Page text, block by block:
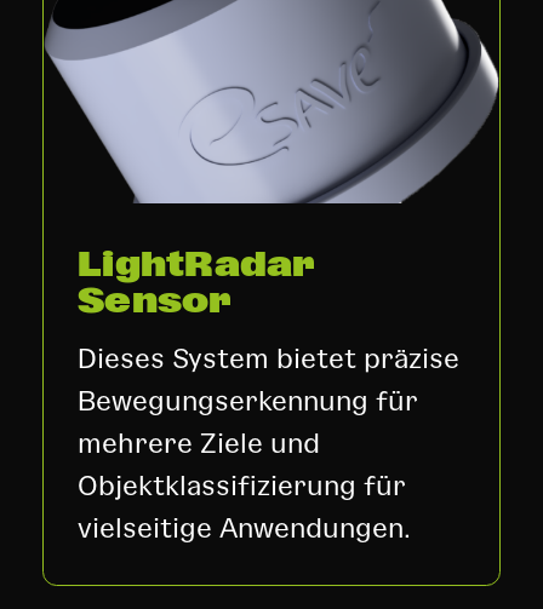
LightRadar
Sensor
Dieses System bietet präzise
Bewegungserkennung für
mehrere Ziele und
Objektklassifizierung für
vielseitige Anwendungen.